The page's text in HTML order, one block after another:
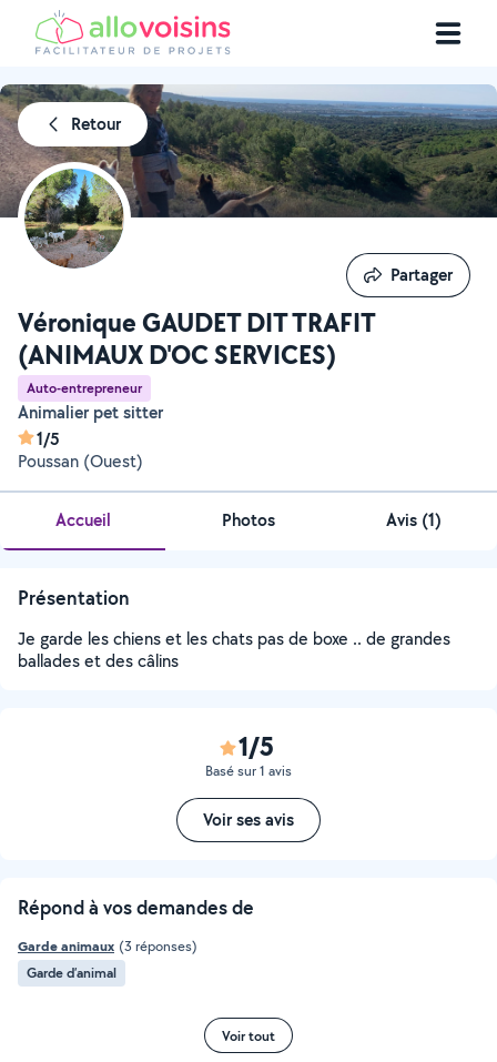
Retour
Véronique GAUDET DIT TRAFIT
(ANIMAUX D'OC SERVICES)
Auto-entrepreneur
Animalier pet sitter
1/5
Poussan (Ouest)
Partager
Partager
Accueil Photos Avis (1)
Présentation
Je garde les chiens et les chats pas de boxe .. de grandes
ballades et des câlins
1/5
Basé sur 1 avis
Voir ses avis
Répond à vos demandes de
Garde animaux (3 réponses)
Garde d’animal
Voir tout